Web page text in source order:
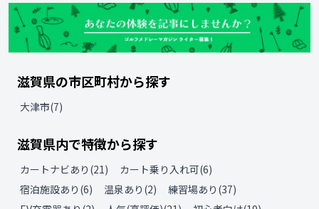
滋賀県の市区町村から探す
大津市(7)
滋賀県内で特徴から探す
カートナビあり (21) カート乗り入れ可(6)
宿泊施設あり (6) 温泉あり (2) 練習場あり (37)